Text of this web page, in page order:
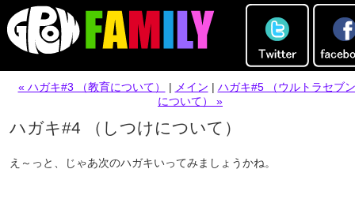
« ハガキ#3 （教育について） | メイン | ハガキ#5 （ウルトラセブ
について） »
ハガキ#4 （しつけについて）
え～っと、じゃあ次のハガキいってみましょうかね。